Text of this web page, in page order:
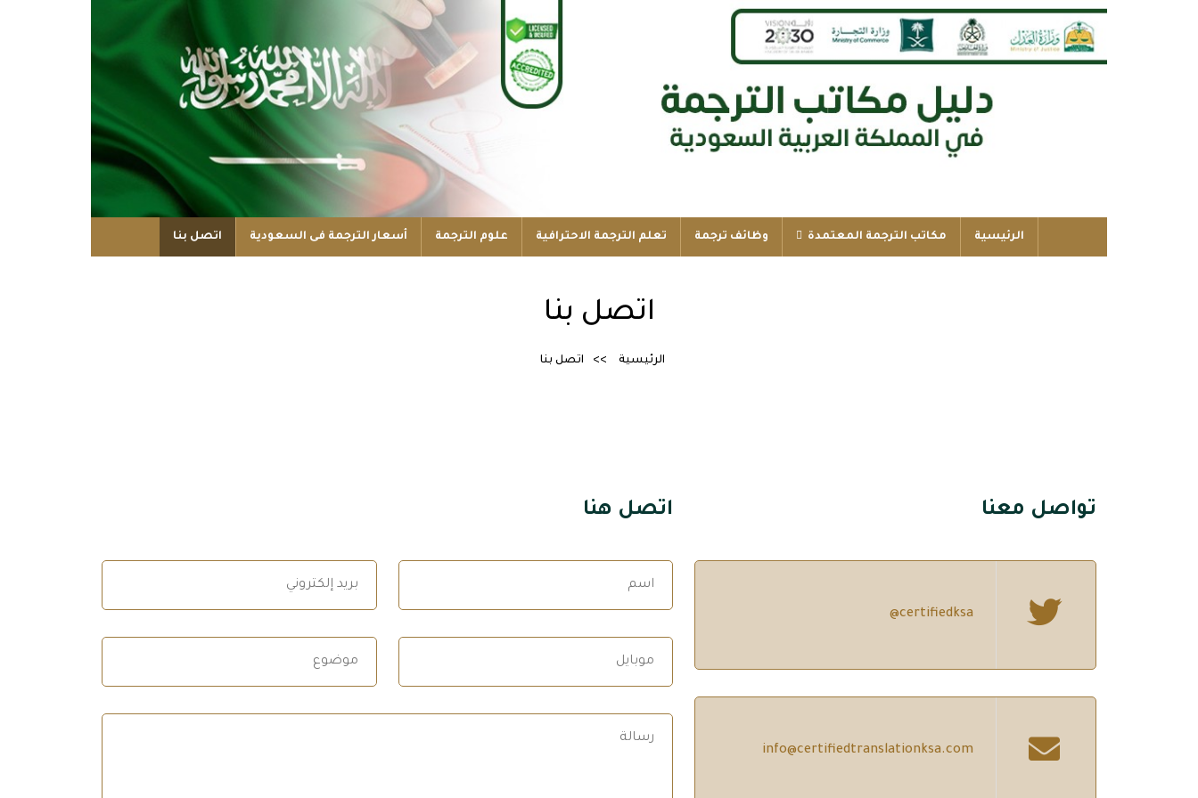
الرئيسية مكاتب الترجمة المعتمدة وظائف ترجمة تعلم الترجمة الاحترافية علوم الترجمة أسعار الترجمة فى السعودية اتصل بنا
اتصل بنا
الرئيسية اتصل بنا
تواصل معنا
@certifiedksa
info@certifiedtranslationksa.com
اتصل هنا